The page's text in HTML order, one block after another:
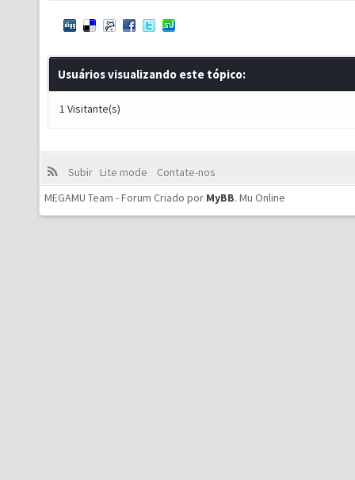
Usuários visualizando este tópico:
1 Visitante(s)
Subir Lite mode
Contate-nos
MEGAMU Team - Forum Criado por MyBB. Mu Online